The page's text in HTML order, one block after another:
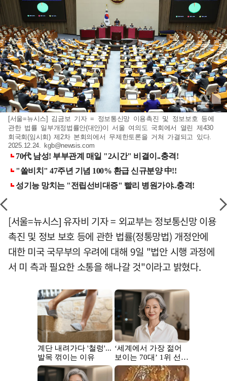
[서울=뉴시스] 김금보 기자 = 정보통신망 이용촉진 및 정보보호 등에
관한 법률 일부개정법률안(대안)이 서울 여의도 국회에서 열린 제430
회국회(임시회) 제2차 본회의에서 무제한토론을 거쳐 가결되고 있다.
2025.12.24.
kgb@newsis.com
[서울=뉴시스] 유자비 기자 = 외교부는 정보통신망 이용
촉진 및 정보 보호 등에 관한 법률(정통망법) 개정안에
대한 미국 국무부의 우려에 대해 9일 "법안 시행 과정에
서 미 측과 필요한 소통을 해나갈 것"이라고 밝혔다.